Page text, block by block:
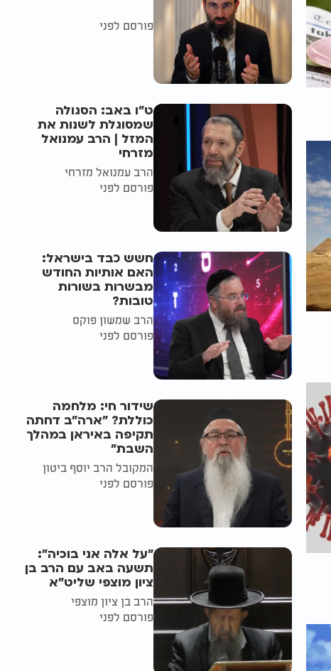
פורסם לפני
ט"ו באב: הסגולה
שמסוגלת לשנות את
המזל | הרב עמנואל
מזרחי
הרב עמנואל מזרחי
פורסם לפני
חשש כבד בישראל:
האם אותיות החודש
מבשרות בשורות
טובות?
הרב שמשון פוקס
פורסם לפני
שידור חי: מלחמה
כוללת? ״ארה"ב דחתה
תקיפה באיראן במהלך
השבת״
המקובל הרב יוסף ביטון
פורסם לפני
"על אלה אני בוכיה":
תשעה באב עם הרב בן
ציון מוצפי שליט"א
הרב בן ציון מוצפי
פורסם לפני